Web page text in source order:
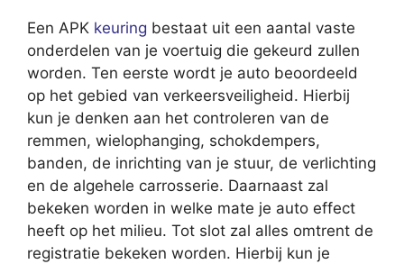
Een APK keuring bestaat uit een aantal vaste
onderdelen van je voertuig die gekeurd zullen
worden. Ten eerste wordt je auto beoordeeld
op het gebied van verkeersveiligheid. Hierbij
kun je denken aan het controleren van de
remmen, wielophanging, schokdempers,
banden, de inrichting van je stuur, de verlichting
en de algehele carrosserie. Daarnaast zal
bekeken worden in welke mate je auto effect
heeft op het milieu. Tot slot zal alles omtrent de
registratie bekeken worden. Hierbij kun je